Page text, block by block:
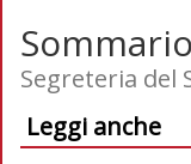
Sommario
Segreteria del
Leggi anche